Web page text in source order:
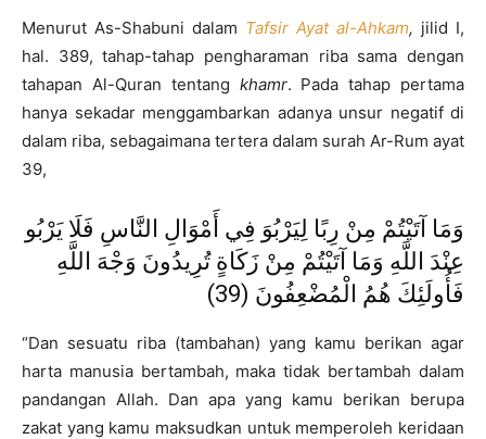
Menurut As-Shabuni dalam Tafsir Ayat al-Ahkam, jilid I,
hal. 389, tahap-tahap pengharaman riba sama dengan
tahapan Al-Quran tentang khamr. Pada tahap pertama
hanya sekadar menggambarkan adanya unsur negatif di
dalam riba, sebagaimana tertera dalam surah Ar-Rum ayat
39,
وَمَا آتَيْتُمْ مِنْ رِبًا لِيَرْبُوَ فِي أَمْوَالِ النَّاسِ فَلَا يَرْبُو
عِنْدَ اللَّهِ وَمَا آتَيْتُمْ مِنْ زَكَاةٍ تُرِيدُونَ وَجْهَ اللَّهِ
فَأُولَئِكَ هُمُ الْمُضْعِفُونَ (39)
“Dan sesuatu riba (tambahan) yang kamu berikan agar
harta manusia bertambah, maka tidak bertambah dalam
pandangan Allah. Dan apa yang kamu berikan berupa
zakat yang kamu maksudkan untuk memperoleh keridaan